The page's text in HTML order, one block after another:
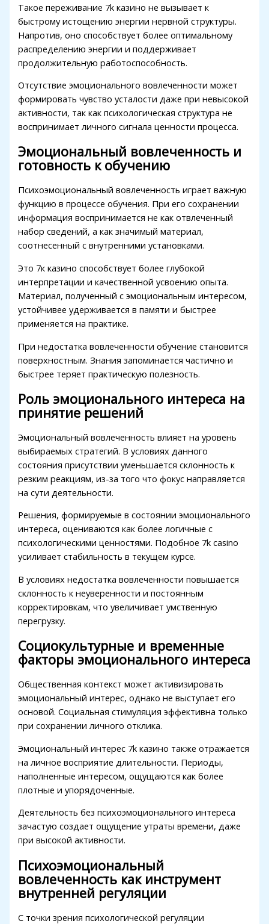
Hacklink panel
Hacklink panel
Hacklink panel
Hacklink panel
Hacklink
Hacklink panel
Hacklink panel
Hacklink panel
Hacklink panel
Hacklink panel
Hacklink panel
Hacklink panel
Hacklink panel
Hacklink panel
Hacklink satın al
Hacklink Panel
Hacklink panel
Hacklink satın al
Hacklink
Hacklink Panel
Hacklink Panel
Hacklink Panel
Hacklink Panel
Hacklink Panel
Hacklink Panel
Hacklink Panel
Hacklink panel
Hacklink panel
Hacklink panel
Hacklink giriş
vdcasino
free youtube mp3 downloader
porno
jojobet
pulibet
Такое переживание 7k казино не вызывает к
быстрому истощению энергии нервной структуры.
Напротив, оно способствует более оптимальному
распределению энергии и поддерживает
продолжительную работоспособность.
Отсутствие эмоционального вовлеченности может
формировать чувство усталости даже при невысокой
активности, так как психологическая структура не
воспринимает личного сигнала ценности процесса.
Эмоциональный вовлеченность и
готовность к обучению
Психоэмоциональный вовлеченность играет важную
функцию в процессе обучения. При его сохранении
информация воспринимается не как отвлеченный
набор сведений, а как значимый материал,
соотнесенный с внутренними установками.
Это 7к казино способствует более глубокой
интерпретации и качественной усвоению опыта.
Материал, полученный с эмоциональным интересом,
устойчивее удерживается в памяти и быстрее
применяется на практике.
При недостатка вовлеченности обучение становится
поверхностным. Знания запоминается частично и
быстрее теряет практическую полезность.
Роль эмоционального интереса на
принятие решений
Эмоциональный вовлеченность влияет на уровень
выбираемых стратегий. В условиях данного
состояния присутствии уменьшается склонность к
резким реакциям, из-за того что фокус направляется
на сути деятельности.
Решения, формируемые в состоянии эмоционального
интереса, оцениваются как более логичные с
психологическими ценностями. Подобное 7k casino
усиливает стабильность в текущем курсе.
В условиях недостатка вовлеченности повышается
склонность к неуверенности и постоянным
корректировкам, что увеличивает умственную
перегрузку.
Социокультурные и временные
факторы эмоционального интереса
Общественная контекст может активизировать
эмоциональный интерес, однако не выступает его
основой. Социальная стимуляция эффективна только
при сохранении личного отклика.
Эмоциональный интерес 7k казино также отражается
на личное восприятие длительности. Периоды,
наполненные интересом, ощущаются как более
плотные и упорядоченные.
Деятельность без психоэмоционального интереса
зачастую создает ощущение утраты времени, даже
при высокой активности.
Психоэмоциональный
вовлеченность как инструмент
внутренней регуляции
С точки зрения психологической регуляции